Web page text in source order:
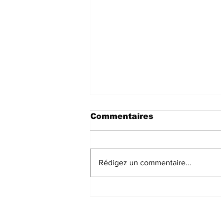
Commentaires
Rédigez un commentaire...